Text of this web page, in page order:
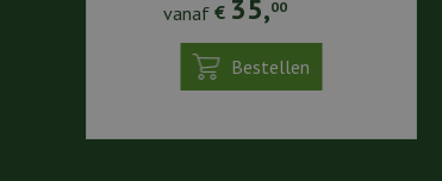
vanaf € 35,00
Bestellen